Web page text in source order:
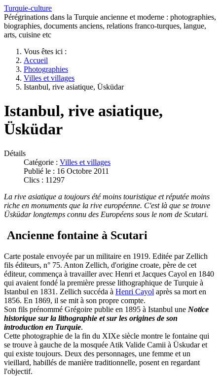
Turquie-culture
Pérégrinations dans la Turquie ancienne et moderne : photographies,
biographies, documents anciens, relations franco-turques, langue,
arts, cuisine etc
Vous êtes ici :
Accueil
Photographies
Villes et villages
Istanbul, rive asiatique, Üsküdar
Istanbul, rive asiatique,
Üsküdar
Détails
Catégorie : Villes et villages
Publié le : 16 Octobre 2011
Clics : 11297
La rive asiatique a toujours été moins touristique et réputée moins
riche en monuments que la rive européenne. C'est là que se trouve
Üsküdar longtemps connu des Européens sous le nom de Scutari.
Ancienne fontaine à Scutari
Carte postale envoyée par un militaire en 1919. Editée par Zellich
fils éditeurs, n° 75. Anton Zellich, d'origine croate, père de cet
éditeur, commença à travailler avec Henri et Jacques Cayol en 1840
qui avaient fondé la première presse lithographique de Turquie à
Istanbul en 1831. Zellich succéda à Henri Cayol après sa mort en
1856. En 1869, il se mit à son propre compte.
Son fils prénommé Grégoire publie en 1895 à Istanbul une Notice
historique sur la lithographie et sur les origines de son
introduction en Turquie.
Cette photographie de la fin du XIXe siècle montre le fontaine qui
se trouve à gauche de la mosquée Atik Valide Camii à Üskudar et
qui existe toujours. Deux des personnages, une femme et un
vieillard, habillés de manière traditionnelle, posent en regardant
l'objectif.